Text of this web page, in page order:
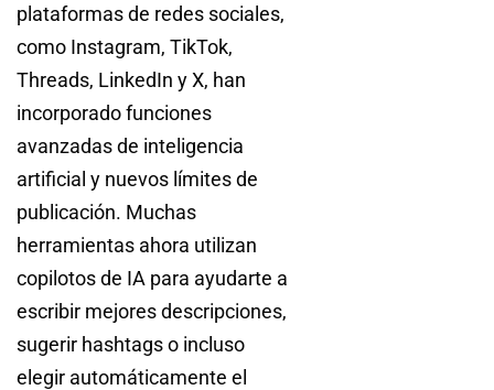
plataformas de redes sociales,
como Instagram, TikTok,
Threads, LinkedIn y X, han
incorporado funciones
avanzadas de inteligencia
artificial y nuevos límites de
publicación. Muchas
herramientas ahora utilizan
copilotos de IA para ayudarte a
escribir mejores descripciones,
sugerir hashtags o incluso
elegir automáticamente el